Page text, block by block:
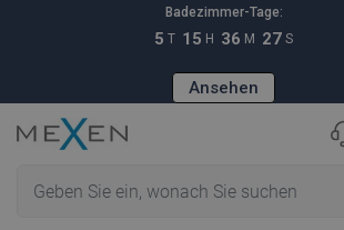
Badezimmer-Tage:
5 T 15 H 36 M 26 S
Ansehen